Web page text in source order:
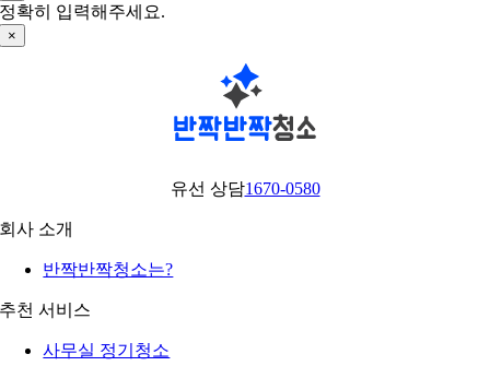
정확히 입력해주세요.
×
유선 상담1670-0580
회사 소개
반짝반짝청소는?
추천 서비스
사무실 정기청소